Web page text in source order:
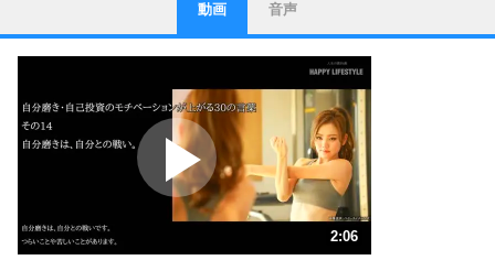
1
ストレス対策
他人と比べない。
いっそのこと、他人を見ない。
いらいらしない人になる30の方法
プラス思考
ポジティブになれない原因は、行動しないから。
ポジティブ思考になる30の方法
ストレス対策
人生、なんとかなるもの。
気楽に生きる30の方法
動画 音声
2:06